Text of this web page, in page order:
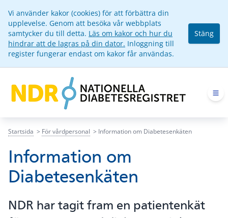
Vi använder kakor (cookies) för att förbättra din
upplevelse. Genom att besöka vår webbplats
samtycker du till detta. Läs om kakor och hur du
hindrar att de lagras på din dator. Inloggning till
register fungerar endast om kakor får användas.
Stäng
Startsida För vårdpersonal Information om Diabetesenkäten
Information om
Diabetesenkäten
NDR har tagit fram en patientenkät